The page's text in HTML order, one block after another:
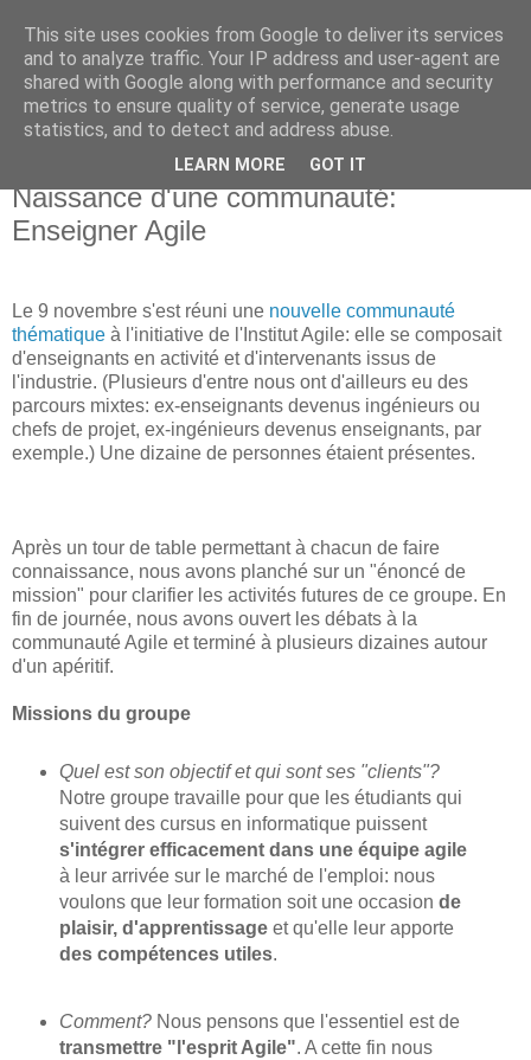
Institut Agile
Une informatique plus humaine et plus efficace...
mercredi 16 novembre 2011
Naissance d'une communauté:
Enseigner Agile
Le 9 novembre s'est réuni une nouvelle communauté
thématique à l'initiative de l'Institut Agile: elle se composait
d'enseignants en activité et d'intervenants issus de
l'industrie. (Plusieurs d'entre nous ont d'ailleurs eu des
parcours mixtes: ex-enseignants devenus ingénieurs ou
chefs de projet, ex-ingénieurs devenus enseignants, par
exemple.) Une dizaine de personnes étaient présentes.
Après un tour de table permettant à chacun de faire
connaissance, nous avons planché sur un "énoncé de
mission" pour clarifier les activités futures de ce groupe. En
fin de journée, nous avons ouvert les débats à la
communauté Agile et terminé à plusieurs dizaines autour
d'un apéritif.
Missions du groupe
Quel est son objectif et qui sont ses "clients"?
Notre groupe travaille pour que les étudiants qui
suivent des cursus en informatique puissent
s'intégrer efficacement dans une équipe agile
à leur arrivée sur le marché de l'emploi: nous
voulons que leur formation soit une occasion de
plaisir, d'apprentissageet qu'elle leur apporte
des compétences utiles.
Comment?Nous pensons que l'essentiel est de
transmettre "l'esprit Agile". A cette fin nous
This site uses cookies from Google to deliver its services
and to analyze traffic. Your IP address and user-agent are
shared with Google along with performance and security
metrics to ensure quality of service, generate usage
statistics, and to detect and address abuse.
LEARN MORE GOT IT